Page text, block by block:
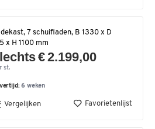
7 schuifladen, B 1330 x D
x H 1100 mm
€ 2.199,00
st.
6 weken
Vergelijken Favorietenlijst